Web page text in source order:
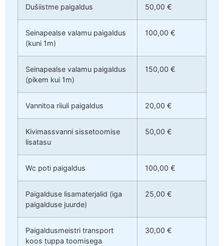
Dušiistme paigaldus 50,00 €
Seinapealse valamu paigaldus
(kuni 1m)
100,00 €
Seinapealse valamu paigaldus
(pikem kui 1m)
150,00 €
Vannitoa riiuli paigaldus 20,00 €
Kivimassvanni sissetoomise
lisatasu
50,00 €
Wc poti paigaldus 100,00 €
Paigalduse lisamaterjalid (iga
paigalduse juurde)
25,00 €
Paigaldusmeistri transport
koos tuppa toomisega
30,00 €